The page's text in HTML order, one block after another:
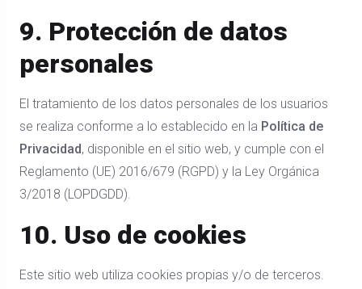
9. Protección de datos
personales
El tratamiento de los datos personales de los usuarios
se realiza conforme a lo establecido en la Política de
Privacidad, disponible en el sitio web, y cumple con el
Reglamento (UE) 2016/679 (RGPD) y la Ley Orgánica
3/2018 (LOPDGDD).
10. Uso de cookies
Este sitio web utiliza cookies propias y/o de terceros.